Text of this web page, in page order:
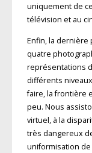
uniquement de
télévision et au
Enfin, la dernière
quatre
représentations
différents
faire, la frontière
peu. Nous
virtuel, à la
très dangereux
uniformisation de